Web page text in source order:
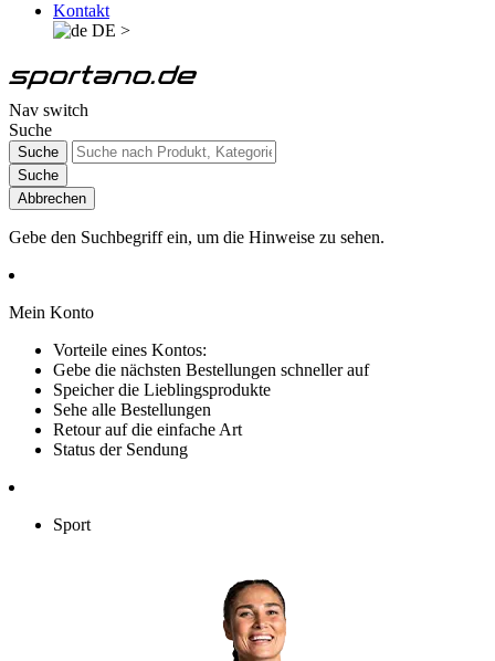
Kontakt
DE >
Nav switch
Suche
Suche
Suche
Abbrechen
Gebe den Suchbegriff ein, um die Hinweise zu sehen.
Mein Konto
Vorteile eines Kontos:
Gebe die nächsten Bestellungen schneller auf
Speicher die Lieblingsprodukte
Sehe alle Bestellungen
Retour auf die einfache Art
Status der Sendung
Sport